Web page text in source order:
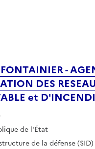
-
DES
et
:de l'État
de la défense (SID)